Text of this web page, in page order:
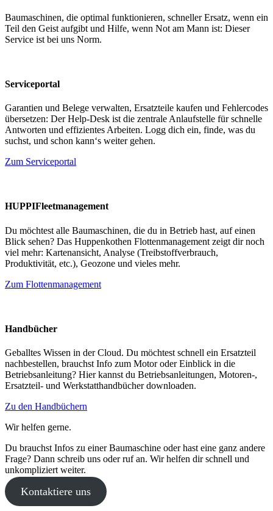
Baumaschinen, die optimal funktionieren, schneller Ersatz, wenn ein
Teil den Geist aufgibt und Hilfe, wenn Not am Mann ist: Dieser
Service ist bei uns Norm.
Serviceportal
Garantien und Belege verwalten, Ersatzteile kaufen und Fehlercodes
übersetzen: Der Help-Desk ist die zentrale Anlaufstelle für schnelle
Antworten und effizientes Arbeiten. Logg dich ein, finde, was du
suchst, und schon kann‘s weiter gehen.
Zum Serviceportal
HUPPIFleetmanagement
Du möchtest alle Baumaschinen, die du in Betrieb hast, auf einen
Blick sehen? Das Huppenkothen Flottenmanagement zeigt dir noch
viel mehr: Kartenansicht, Analyse (Treibstoffverbrauch,
Produktivität, etc.), Geozone und vieles mehr.
Zum Flottenmanagement
Handbücher
Geballtes Wissen in der Cloud. Du möchtest schnell ein Ersatzteil
nachbestellen, brauchst Info zum Motor oder Einblick in die
Betriebsanleitung? Hier kannst du Betriebsanleitungen, Motoren-,
Ersatzteil- und Werkstatthandbücher downloaden.
Zu den Handbüchern
Wir helfen gerne.
Du brauchst Infos zu einer Baumaschine oder hast eine ganz andere
Frage? Dann schreib uns oder ruf an. Wir helfen dir schnell und
unkompliziert weiter.
Kontaktiere uns